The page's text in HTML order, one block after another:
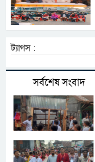
ট্যাগস :
সর্বশেষ সংবাদ